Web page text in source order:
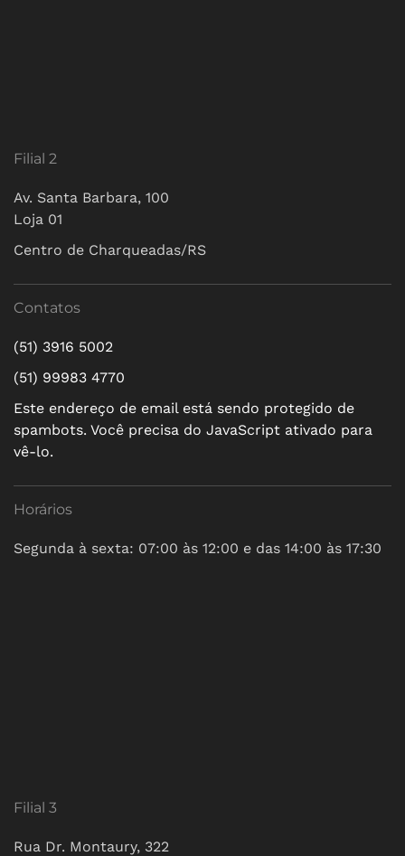
Filial 2
Av. Santa Barbara, 100
Loja 01
Centro de Charqueadas/RS
Contatos
(51) 3916 5002
(51) 99983 4770
Este endereço de email está sendo protegido de
spambots. Você precisa do JavaScript ativado para
vê-lo.
Horários
Segunda à sexta: 07:00 às 12:00 e das 14:00 às 17:30
Filial 3
Rua Dr. Montaury, 322